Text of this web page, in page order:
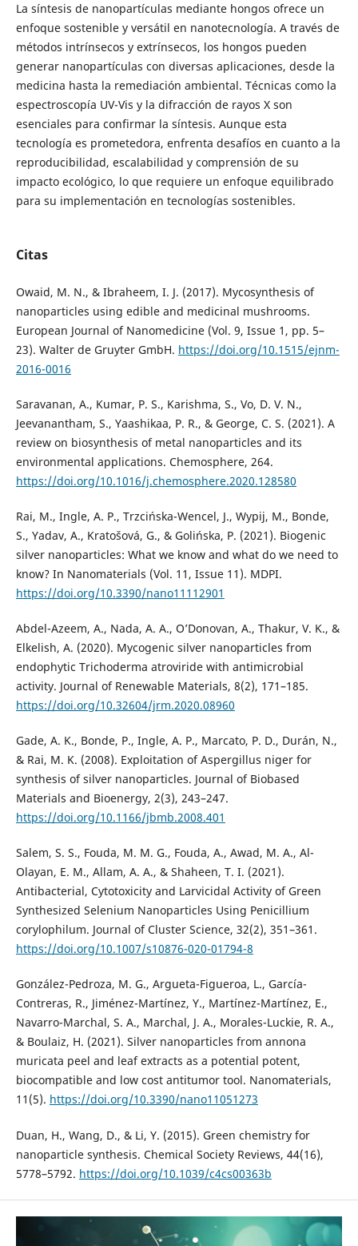
La síntesis de nanopartículas mediante hongos ofrece un
enfoque sostenible y versátil en nanotecnología. A través de
métodos intrínsecos y extrínsecos, los hongos pueden
generar nanopartículas con diversas aplicaciones, desde la
medicina hasta la remediación ambiental. Técnicas como la
espectroscopía UV-Vis y la difracción de rayos X son
esenciales para confirmar la síntesis. Aunque esta
tecnología es prometedora, enfrenta desafíos en cuanto a la
reproducibilidad, escalabilidad y comprensión de su
impacto ecológico, lo que requiere un enfoque equilibrado
para su implementación en tecnologías sostenibles.
Citas
Owaid, M. N., & Ibraheem, I. J. (2017). Mycosynthesis of
nanoparticles using edible and medicinal mushrooms.
European Journal of Nanomedicine (Vol. 9, Issue 1, pp. 5–
23). Walter de Gruyter GmbH. https://doi.org/10.1515/ejnm-
2016-0016
Saravanan, A., Kumar, P. S., Karishma, S., Vo, D. V. N.,
Jeevanantham, S., Yaashikaa, P. R., & George, C. S. (2021). A
review on biosynthesis of metal nanoparticles and its
environmental applications. Chemosphere, 264.
https://doi.org/10.1016/j.chemosphere.2020.128580
Rai, M., Ingle, A. P., Trzcińska-Wencel, J., Wypij, M., Bonde,
S., Yadav, A., Kratošová, G., & Golińska, P. (2021). Biogenic
silver nanoparticles: What we know and what do we need to
know? In Nanomaterials (Vol. 11, Issue 11). MDPI.
https://doi.org/10.3390/nano11112901
Abdel-Azeem, A., Nada, A. A., O’Donovan, A., Thakur, V. K., &
Elkelish, A. (2020). Mycogenic silver nanoparticles from
endophytic Trichoderma atroviride with antimicrobial
activity. Journal of Renewable Materials, 8(2), 171–185.
https://doi.org/10.32604/jrm.2020.08960
Gade, A. K., Bonde, P., Ingle, A. P., Marcato, P. D., Durán, N.,
& Rai, M. K. (2008). Exploitation of Aspergillus niger for
synthesis of silver nanoparticles. Journal of Biobased
Materials and Bioenergy, 2(3), 243–247.
https://doi.org/10.1166/jbmb.2008.401
Salem, S. S., Fouda, M. M. G., Fouda, A., Awad, M. A., Al-
Olayan, E. M., Allam, A. A., & Shaheen, T. I. (2021).
Antibacterial, Cytotoxicity and Larvicidal Activity of Green
Synthesized Selenium Nanoparticles Using Penicillium
corylophilum. Journal of Cluster Science, 32(2), 351–361.
https://doi.org/10.1007/s10876-020-01794-8
González-Pedroza, M. G., Argueta-Figueroa, L., García-
Contreras, R., Jiménez-Martínez, Y., Martínez-Martínez, E.,
Navarro-Marchal, S. A., Marchal, J. A., Morales-Luckie, R. A.,
& Boulaiz, H. (2021). Silver nanoparticles from annona
muricata peel and leaf extracts as a potential potent,
biocompatible and low cost antitumor tool. Nanomaterials,
11(5). https://doi.org/10.3390/nano11051273
Duan, H., Wang, D., & Li, Y. (2015). Green chemistry for
nanoparticle synthesis. Chemical Society Reviews, 44(16),
5778–5792. https://doi.org/10.1039/c4cs00363b